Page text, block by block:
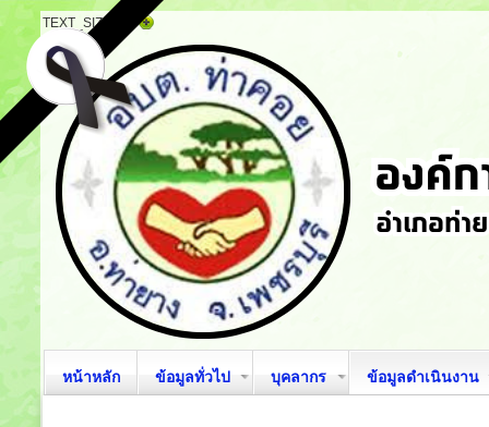
TEXT_SIZE
หน้าหลัก ข้อมูลทั่วไป บุคลากร ข้อมูลดำเนินงาน